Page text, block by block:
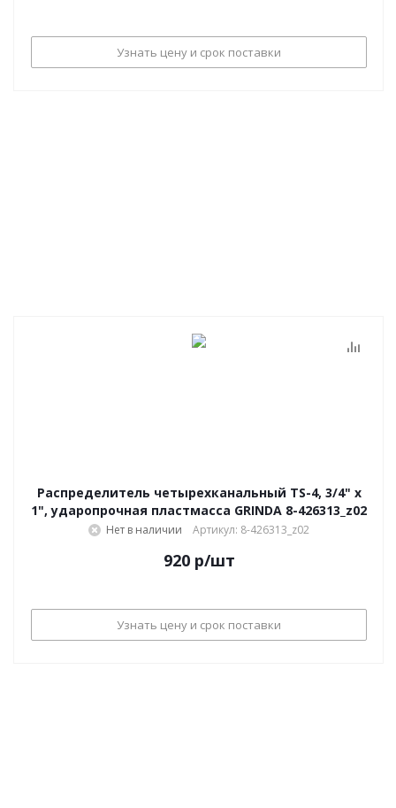
Узнать цену и срок поставки
Распределитель четырехканальный TS-4, 3/4" х
1", ударопрочная пластмасса GRINDA 8-426313_z02
Нет в наличии Артикул: 8-426313_z02
920р/шт
Узнать цену и срок поставки